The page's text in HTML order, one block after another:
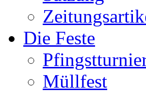
Die Feste
Müllfest